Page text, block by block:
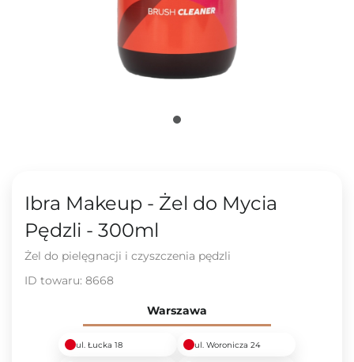
Ibra Makeup - Żel do Mycia
Pędzli - 300ml
Żel do pielęgnacji i czyszczenia pędzli
ID towaru: 8668
Warszawa
ul. Łucka 18 ul. Woronicza 24